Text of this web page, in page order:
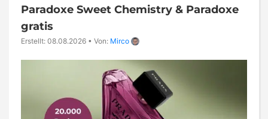
Paradoxe Sweet Chemistry & Paradoxe
gratis
Erstellt: 08.08.2026 • Von: Mirco